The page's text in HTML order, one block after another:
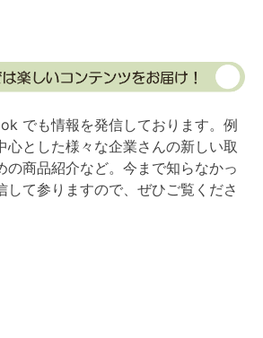
でも情報を発信しております。例
心とした様々な企業さんの新しい取
の商品紹介など。今まで知らなかっ
して参りますので、ぜひご覧くださ